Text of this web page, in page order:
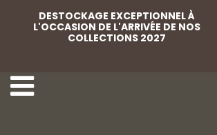
DESTOCKAGE EXCEPTIONNEL À
L'OCCASION DE L'ARRIVÉE DE NOS
COLLECTIONS 2027